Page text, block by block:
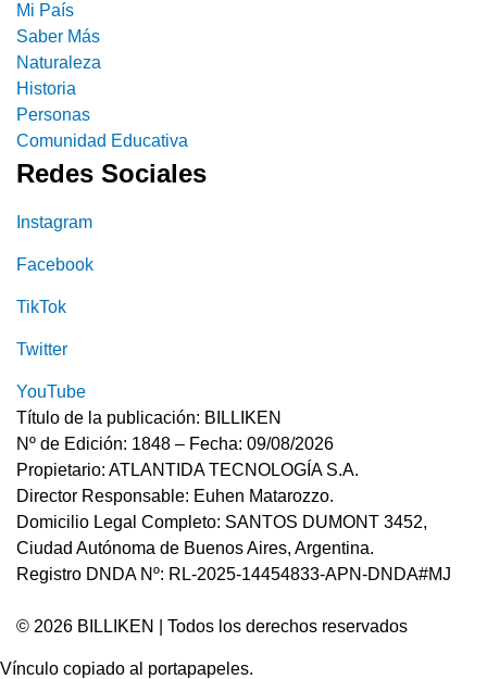
Mi País
Saber Más
Naturaleza
Historia
Personas
Comunidad Educativa
Redes Sociales
Instagram
Facebook
TikTok
Twitter
YouTube
Título de la publicación: BILLIKEN
Nº de Edición: 1848 – Fecha: 09/08/2026
Propietario: ATLANTIDA TECNOLOGÍA S.A.
Director Responsable: Euhen Matarozzo.
Domicilio Legal Completo: SANTOS DUMONT 3452,
Ciudad Autónoma de Buenos Aires, Argentina.
Registro DNDA Nº: RL-2025-14454833-APN-DNDA#MJ
© 2026 BILLIKEN | Todos los derechos reservados
Vínculo copiado al portapapeles.